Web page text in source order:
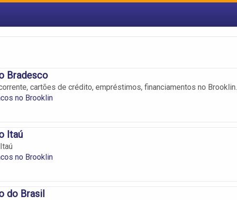
Bradesco
cartões de crédito, empréstimos, financiamentos no Brooklin.
no Brooklin
Itaú
no Brooklin
do Brasil